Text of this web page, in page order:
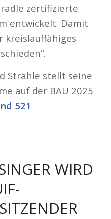
zertifizierte
entwickelt. Damit
kreislauffähiges
Strähle stellt seine
auf der BAU 2025
521
WIRD